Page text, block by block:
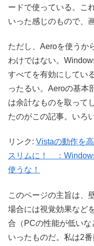
ードで使っている。こ
いった感じのもので、
ただし、Aeroを使うか
わけではない。
すべてを有効にしてい
ったるい。Aeroの基本
は余計なものを取って
たのがこの記事。いろ
リンク: Vistaの動作を
スリムに！ ：
使うな！
このページの主旨は、
場合には視覚効果など
合（PCの性能が低いな
いったものだ。私は2